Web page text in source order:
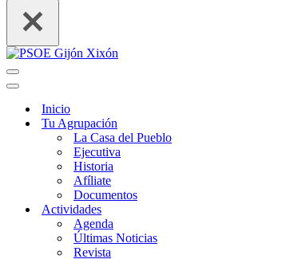
Menú
de
Menú
navegación
Inicio
Tu Agrupación
La Casa del Pueblo
Ejecutiva
Historia
Afíliate
Documentos
Actividades
Agenda
Últimas Noticias
Revista